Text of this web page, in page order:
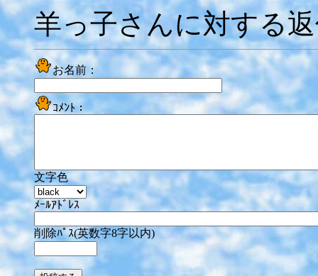
羊っ子さんに対する
お名前：
ｺﾒﾝﾄ：
文字色
ﾒｰﾙｱﾄﾞﾚｽ
削除ﾊﾟｽ(英数字8字以内)